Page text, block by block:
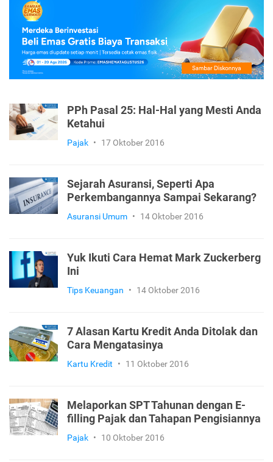
PPh Pasal 25: Hal-Hal yang Mesti Anda
Ketahui
Pajak • 17 Oktober 2016
Sejarah Asuransi, Seperti Apa
Perkembangannya Sampai Sekarang?
Asuransi Umum • 14 Oktober 2016
Yuk Ikuti Cara Hemat Mark Zuckerberg
Ini
Tips Keuangan • 14 Oktober 2016
7 Alasan Kartu Kredit Anda Ditolak dan
Cara Mengatasinya
Kartu Kredit • 11 Oktober 2016
Melaporkan SPT Tahunan dengan E-
filling Pajak dan Tahapan Pengisiannya
Pajak • 10 Oktober 2016